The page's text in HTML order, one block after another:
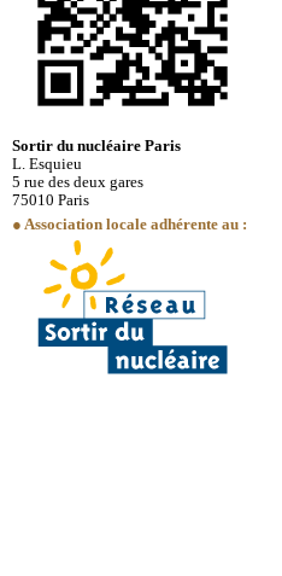
Sortir du nucléaire Paris
L. Esquieu
5 rue des deux gares
75010 Paris
● Association locale adhérente au :